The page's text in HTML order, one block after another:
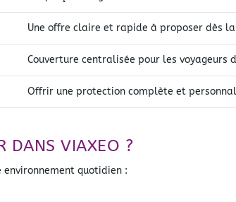
Une offre claire et rapide à proposer dès
Couverture centralisée pour les voyageurs
Offrir une protection complète et
DANS VIAXEO ?
quotidien :